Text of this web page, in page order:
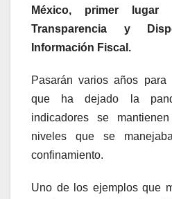
México, primer
Transparencia y
Información Fiscal.
Pasarán varios años
que ha dejado la
indicadores se
niveles que se
confinamiento.
Uno de los ejemplos que